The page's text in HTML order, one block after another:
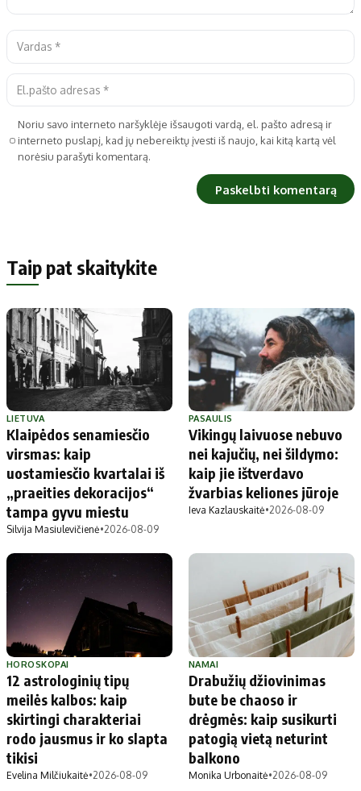
Noriu savo interneto naršyklėje išsaugoti vardą, el. pašto adresą ir
interneto puslapį, kad jų nebereiktų įvesti iš naujo, kai kitą kartą vėl
norėsiu parašyti komentarą.
Taip pat skaitykite
LIETUVA
Klaipėdos senamiesčio
virsmas: kaip
uostamiesčio kvartalai iš
„praeities dekoracijos“
tampa gyvu miestu
Silvija Masiulevičienė•2026-08-09
PASAULIS
Vikingų laivuose nebuvo
nei kajučių, nei šildymo:
kaip jie ištverdavo
žvarbias keliones jūroje
Ieva Kazlauskaitė•2026-08-09
HOROSKOPAI
12 astrologinių tipų
meilės kalbos: kaip
skirtingi charakteriai
rodo jausmus ir ko slapta
tikisi
Evelina Milčiukaitė•2026-08-09
NAMAI
Drabužių džiovinimas
bute be chaoso ir
drėgmės: kaip susikurti
patogią vietą neturint
balkono
Monika Urbonaitė•2026-08-09